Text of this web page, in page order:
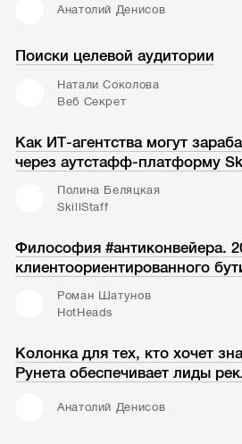
Анатолий Денисов
Поиски целевой аудитории
Натали Соколова
Веб Секрет
Как ИТ-агентства могут
через аутстафф-платформу
Полина Беляцкая
SkillStaff
Философия #антиконвейера.
клиентоориентированного
Роман Шатунов
HotHeads
Колонка для тех, кто хочет
Рунета обеспечивает лиды
Анатолий Денисов